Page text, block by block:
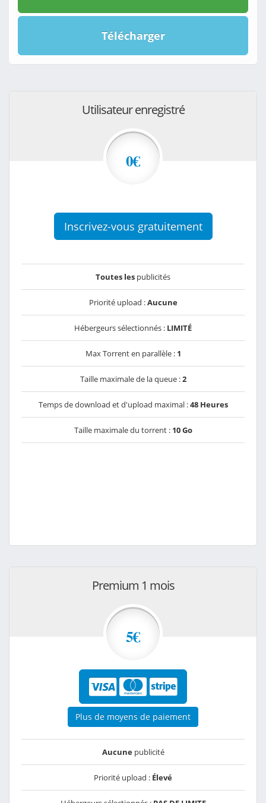
Télécharger
Utilisateur enregistré
0€
Inscrivez-vous gratuitement
Toutes les publicités
Priorité upload :Aucune
Hébergeurs sélectionnés : LIMITÉ
Max Torrent en parallèle : 1
Taille maximale de la queue :2
Temps de download et d'upload maximal :48 Heures
Taille maximale du torrent : 10 Go
Premium 1 mois
5€
Plus de moyens de paiement
Aucunepublicité
Priorité upload : Élevé